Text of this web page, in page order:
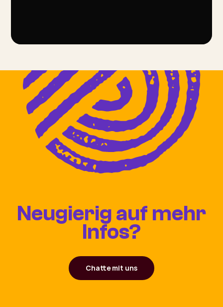
Neugierig auf mehr
Infos?
Chatte mit uns